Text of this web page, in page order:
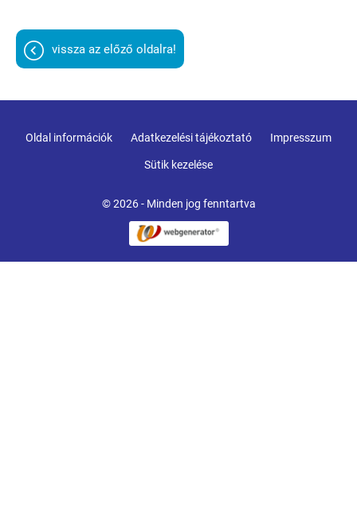
vissza az előző oldalra!
© 2026 - Minden jog fenntartva
Oldal információk Adatkezelési tájékoztató Impresszum
Sütik kezelése